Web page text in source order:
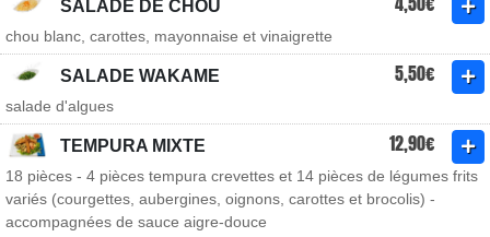
SALADE DE CHOU
chou blanc, carottes, mayonnaise et vinaigrette
SALADE WAKAME 5,50€
salade d'algues
TEMPURA MIXTE 12,90€
18 pièces - 4 pièces tempura crevettes et 14 pièces de légumes frits
variés (courgettes, aubergines, oignons, carottes et brocolis) -
accompagnées de sauce aigre-douce